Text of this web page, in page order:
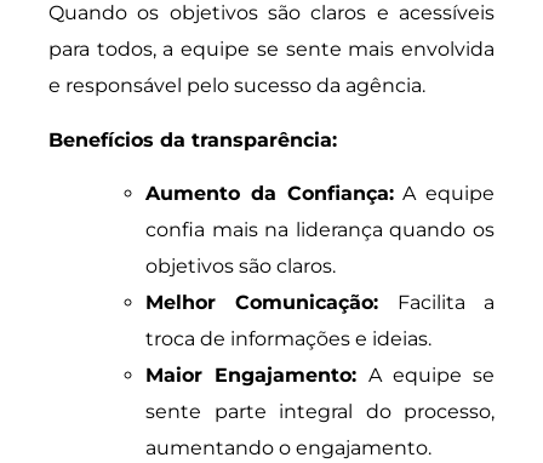
Quando os objetivos são claros e acessíveis
para todos, a equipe se sente mais envolvida
e responsável pelo sucesso da agência.
Benefícios da transparência:
Aumento da Confiança:A equipe
confia mais na liderança quando os
objetivos são claros.
Melhor Comunicação: Facilita a
troca de informações e ideias.
Maior Engajamento: A equipe se
sente parte integral do processo,
aumentando o engajamento.